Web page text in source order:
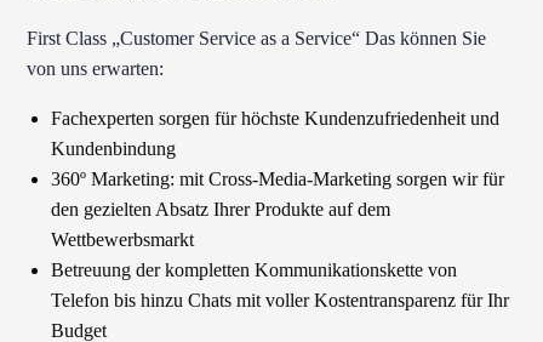
First Class „Customer Service as a Service“ Das können Sie
von uns erwarten:
Fachexperten sorgen für höchste Kundenzufriedenheit und
Kundenbindung
360º Marketing: mit Cross-Media-Marketing sorgen wir für
den gezielten Absatz Ihrer Produkte auf dem
Wettbewerbsmarkt
Betreuung der kompletten Kommunikationskette von
Telefon bis hinzu Chats mit voller Kostentransparenz für Ihr
Budget